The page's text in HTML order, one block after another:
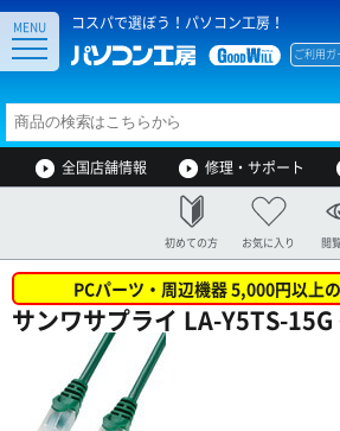
コスパで選ぼう！パソコン工房！
ご利用ガ
MENU
全国店舗情報 修理・サポート
初めての方 お気に入り 閲
PCパーツ・周辺機器 5,000円以上
サンワサプライ LA-Y5TS-